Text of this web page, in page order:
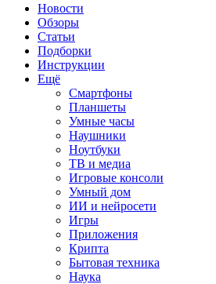
Новости
Обзоры
Статьи
Подборки
Инструкции
Ещё
Смартфоны
Планшеты
Умные часы
Наушники
Ноутбуки
ТВ и медиа
Игровые консоли
Умный дом
ИИ и нейросети
Игры
Приложения
Крипта
Бытовая техника
Наука